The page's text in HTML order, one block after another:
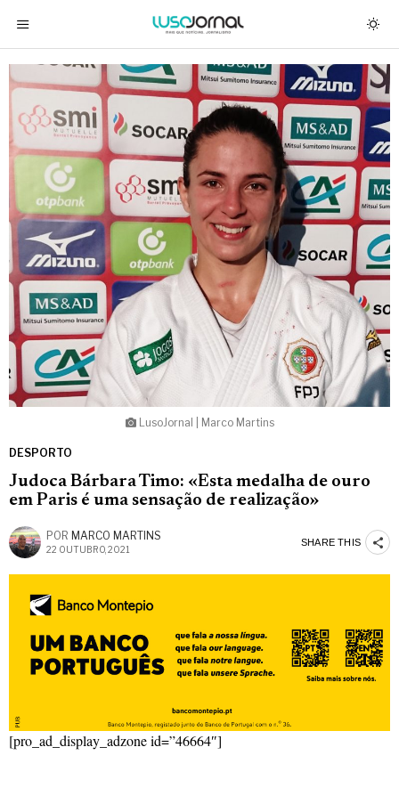
LusoJornal | Marco Martins
DESPORTO
Judoca Bárbara Timo: «Esta medalha de ouro
em Paris é uma sensação de realização»
POR MARCO MARTINS
22 OUTUBRO, 2021
SHARE THIS
[pro_ad_display_adzone id=”46664″]